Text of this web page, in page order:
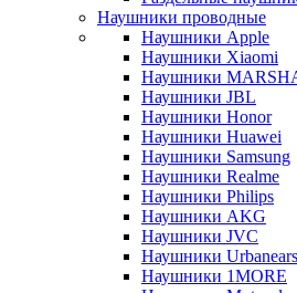
Наушники проводные
Наушники Apple
Наушники Xiaomi
Наушники
Наушники JBL
Наушники Honor
Наушники Huawei
Наушники Samsung
Наушники Realme
Наушники Philips
Наушники AKG
Наушники JVC
Наушники Urbanears
Наушники 1MORE